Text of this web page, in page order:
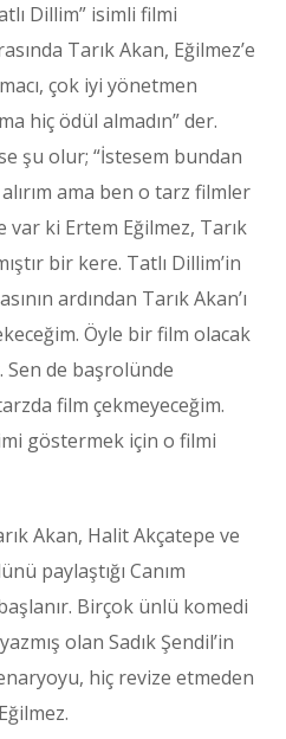
Dillim” isimli filmi
Tarık Akan, Eğilmez’e
çok iyi yönetmen
hiç ödül almadın” der.
şu olur; “İstesem bundan
ama ben o tarz filmler
var ki Ertem Eğilmez, Tarık
bir kere. Tatlı Dillim’in
ardından Tarık Akan’ı
Öyle bir film olacak
de başrolünde
film çekmeyeceğim.
göstermek için o filmi
Akan, Halit Akçatepe ve
paylaştığı Canım
Birçok ünlü komedi
olan Sadık Şendil’in
hiç revize etmeden